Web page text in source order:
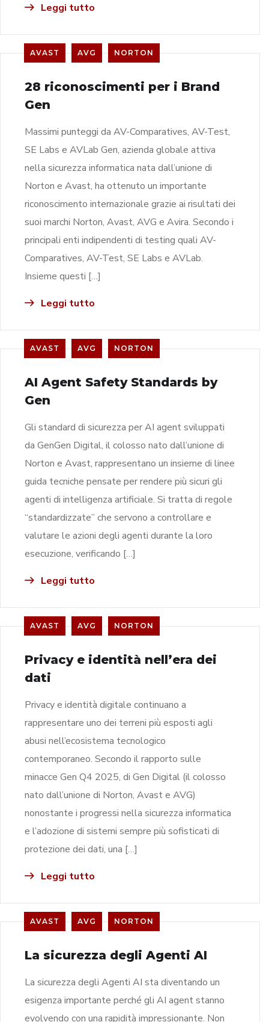
Leggi tutto
AVAST AVG NORTON
28 riconoscimenti per i Brand
Gen
Massimi punteggi da AV-Comparatives, AV-Test,
SE Labs e AVLab Gen, azienda globale attiva
nella sicurezza informatica nata dall’unione di
Norton e Avast, ha ottenuto un importante
riconoscimento internazionale grazie ai risultati dei
suoi marchi Norton, Avast, AVG e Avira. Secondo i
principali enti indipendenti di testing quali AV-
Comparatives, AV-Test, SE Labs e AVLab.
Insieme questi […]
Leggi tutto
AVAST AVG NORTON
AI Agent Safety Standards by
Gen
Gli standard di sicurezza per AI agent sviluppati
da GenGen Digital, il colosso nato dall’unione di
Norton e Avast, rappresentano un insieme di linee
guida tecniche pensate per rendere più sicuri gli
agenti di intelligenza artificiale. Si tratta di regole
“standardizzate” che servono a controllare e
valutare le azioni degli agenti durante la loro
esecuzione, verificando […]
Leggi tutto
AVAST AVG NORTON
Privacy e identità nell’era dei
dati
Privacy e identità digitale continuano a
rappresentare uno dei terreni più esposti agli
abusi nell’ecosistema tecnologico
contemporaneo. Secondo il rapporto sulle
minacce Gen Q4 2025, di Gen Digital (il colosso
nato dall’unione di Norton, Avast e AVG)
nonostante i progressi nella sicurezza informatica
e l’adozione di sistemi sempre più sofisticati di
protezione dei dati, una […]
Leggi tutto
AVAST AVG NORTON
La sicurezza degli Agenti AI
La sicurezza degli Agenti AI sta diventando un
esigenza importante perché gli AI agent stanno
evolvendo con una rapidità impressionante. Non